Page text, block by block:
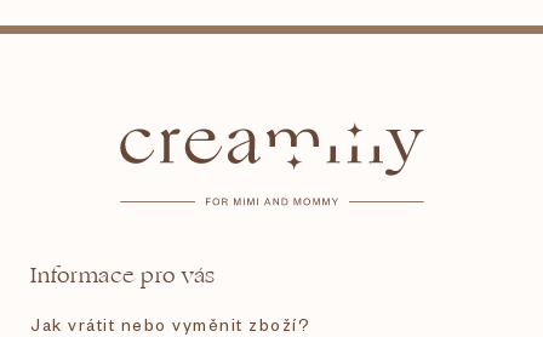
Informace pro vás
Jak vrátit nebo vyměnit zboží?